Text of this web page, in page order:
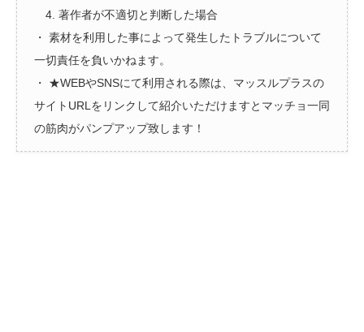
4. 著作者が不適切と判断した場合
・ 素材を利用した事によって発生したトラブルについて
一切責任を負いかねます。
・ ★WEBやSNSにて利用される際は、マッスルプラスの
サイトURLをリンクして紹介いただけますとマッチョ一同
の筋肉がパンプアップ致します！